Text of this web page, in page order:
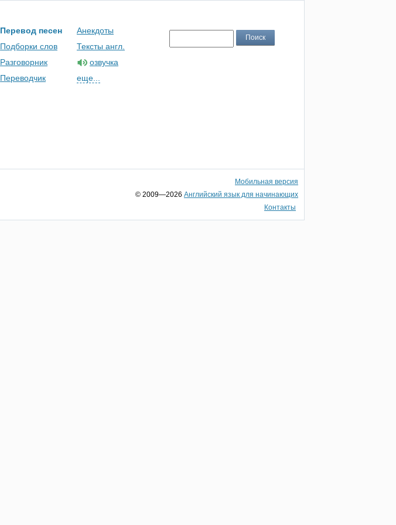
Перевод песен
Подборки слов
Разговорник
Переводчик
Анекдоты
Тексты англ.
озвучка
еще...
Мобильная версия
© 2009—2026 Английский язык для начинающих
Контакты